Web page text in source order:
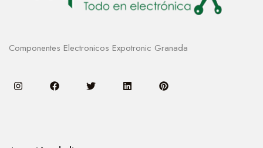
Componentes Electronicos Expotronic Granada